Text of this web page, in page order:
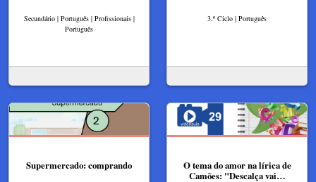
Secundário | Português | Profissionais |
Português
3.º Ciclo | Português
Supermercado: comprando
O tema do amor na lírica de
Camões: "Descalça vai…